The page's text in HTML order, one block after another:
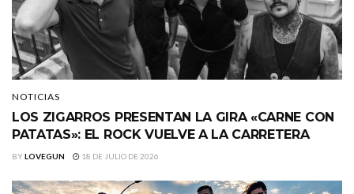
NOTICIAS
LOS ZIGARROS PRESENTAN LA GIRA «CARNE CON
PATATAS»: EL ROCK VUELVE A LA CARRETERA
BYLOVEGUN 18 DE JULIO DE 2026